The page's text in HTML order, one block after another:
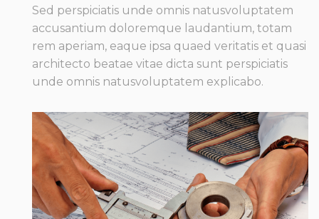
Sed perspiciatis unde omnis natusvoluptatem
accusantium doloremque laudantium, totam
rem aperiam, eaque ipsa quaed veritatis et quasi
architecto beatae vitae dicta sunt perspiciatis
unde omnis natusvoluptatem explicabo.